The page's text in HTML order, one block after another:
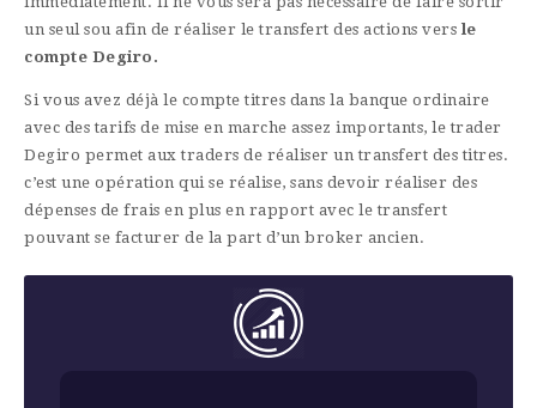
un seul sou afin de réaliser le transfert des actions vers le
compte Degiro.
Si vous avez déjà le compte titres dans la banque ordinaire
avec des tarifs de mise en marche assez importants, le trader
Degiro permet aux traders de réaliser un transfert des titres.
c’est une opération qui se réalise, sans devoir réaliser des
dépenses de frais en plus en rapport avec le transfert
pouvant se facturer de la part d’un broker ancien.